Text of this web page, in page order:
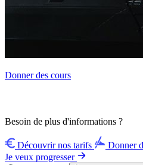
Donner des cours
Besoin de plus d'informations ?
Découvrir nos tarifs
Donner
Je veux progresser